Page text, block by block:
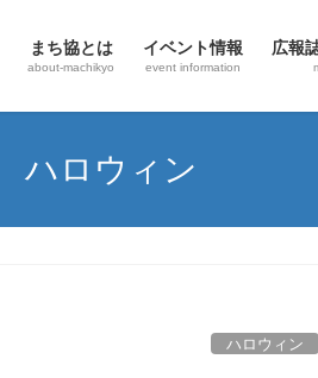
まち協とは
about-machikyo
イベント情報
event information
広報
ハロウィン
ハロウィン